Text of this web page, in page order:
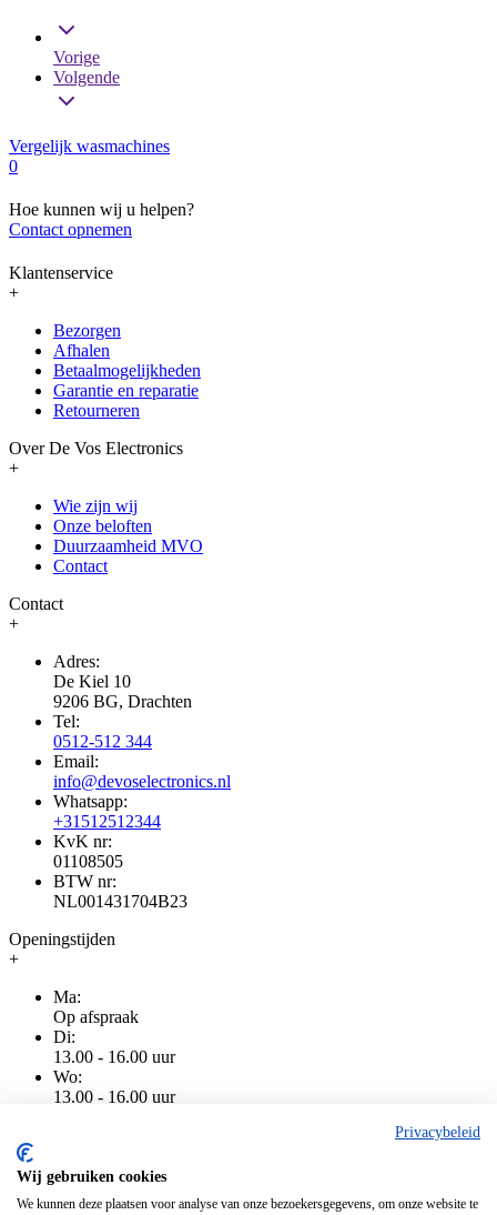
Vorige
Volgende
Vergelijk wasmachines
0
Hoe kunnen wij u helpen?
Contact opnemen
Klantenservice
+
Bezorgen
Afhalen
Betaalmogelijkheden
Garantie en reparatie
Retourneren
Over De Vos Electronics
+
Wie zijn wij
Onze beloften
Duurzaamheid MVO
Contact
Contact
+
Adres:
De Kiel 10
9206 BG, Drachten
Tel:
0512-512 344
Email:
info@devoselectronics.nl
Whatsapp:
+31512512344
KvK nr:
01108505
BTW nr:
NL001431704B23
Openingstijden
+
Ma:
Op afspraak
Di:
13.00 - 16.00 uur
Wo:
13.00 - 16.00 uur
13.00 - 16.00 uur
Privacybeleid
Wij gebruiken cookies
We kunnen deze plaatsen voor analyse van onze bezoekersgegevens, om onze website te